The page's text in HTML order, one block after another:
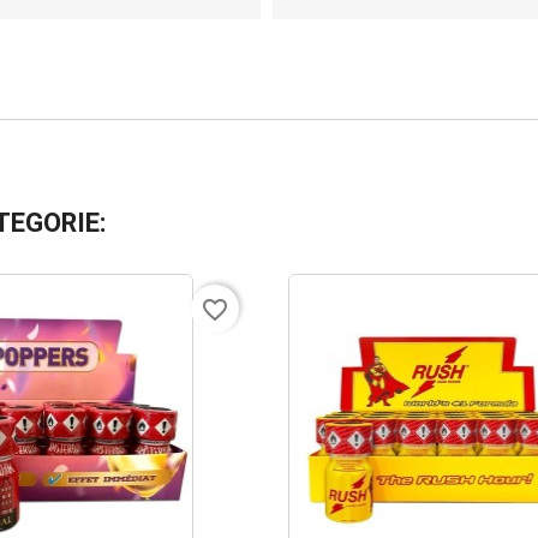
favorite_border